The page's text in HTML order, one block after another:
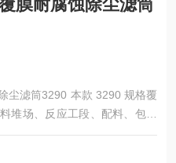
膜耐腐蚀除尘滤筒
尘滤筒3290 本款 3290 规格覆
堆场、反应工段、配料、包装
设计，采用耐腐蚀聚酯基材 +